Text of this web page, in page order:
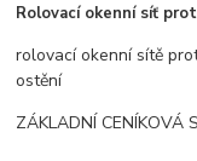
Rolovací okenní síť
rolovací okenní sítě
ostění
ZÁKLADNÍ CENÍKOVÁ